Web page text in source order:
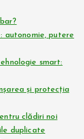
autonomie, putere
smart:
și protecția
clădiri noi
duplicate